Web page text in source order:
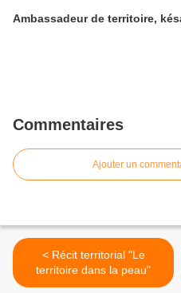
Ambassadeur de territoire,
Commentaires
Ajouter un
< Récit territorial "Le
territoire dans la peau"